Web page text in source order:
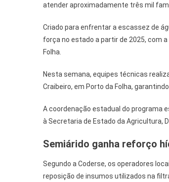
atender aproximadamente três mil
Criado para enfrentar a escassez de
força no estado a partir de 2025, com
Folha.
Nesta semana, equipes técnicas
Craibeiro, em Porto da Folha,
A coordenação estadual do programa
à Secretaria de Estado da Agricultura,
Semiárido ganha reforço
Segundo a Coderse, os operadores
reposição de insumos utilizados na